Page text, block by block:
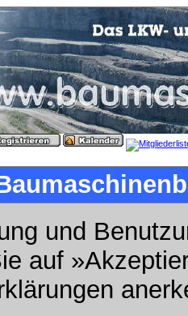
und
auf